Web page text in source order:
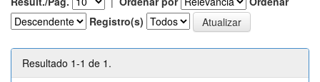
Registro(s)
Resultado 1-1 de 1.